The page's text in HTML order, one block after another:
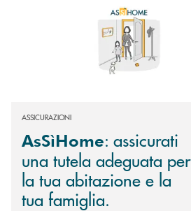
ASSICURAZIONI
AsSìHome: assicurati
una tutela adeguata per
la tua abitazione e la
tua famiglia.